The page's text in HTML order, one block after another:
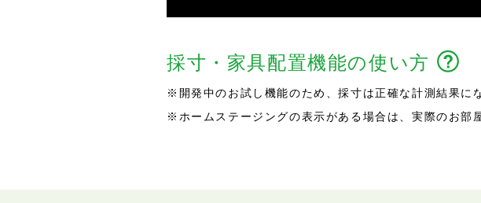
採寸・家具配置機能の使い方
※開発中のお試し機能のため、採寸は正確な計測結果に
※ホームステージングの表示がある場合は、実際のお部